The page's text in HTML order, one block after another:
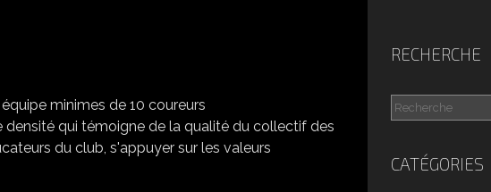
minimes de 10 coureurs
densité qui témoigne de la qualité du collectif des
du club, s'appuyer sur les valeurs
RECHERCHE
CATÉGORIES